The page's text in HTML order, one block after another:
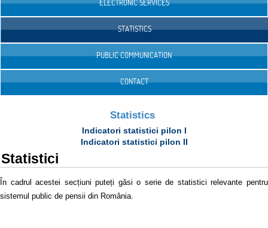
ELECTRONIC SERVICES
STATISTICS
PUBLIC COMMUNICATION
CONTACT
Statistics
Indicatori statistici pilon I
Indicatori statistici pilon II
Statistici
În cadrul acestei secțiuni puteți găsi o serie de statistici relevante pentru
sistemul public de pensii din România.